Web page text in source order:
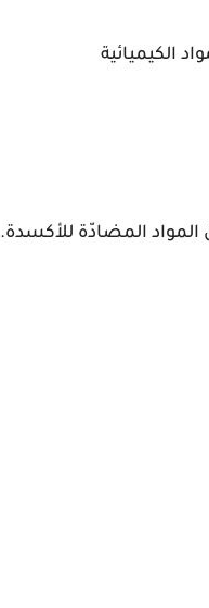
الكيميائية
المضادّة للأكسدة.